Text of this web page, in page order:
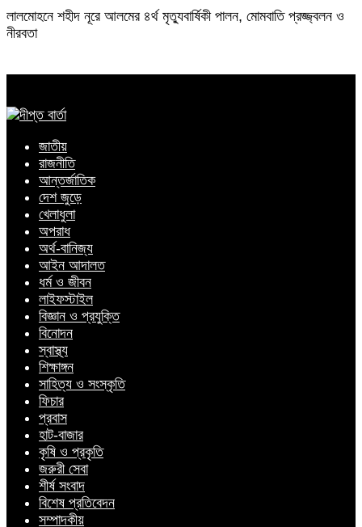
লালমোহনে শহীদ নূরে আলমের ৪র্থ মৃত্যুবার্ষিকী পালন, মোমবাতি প্রজ্জ্বলন ও
নীরবতা
জাতীয়
রাজনীতি
আন্তর্জাতিক
দেশ জুড়ে
খেলাধুলা
অপরাধ
অর্থ-বানিজ্য
আইন আদালত
ধর্ম ও জীবন
লাইফস্টাইল
বিজ্ঞান ও প্রযুক্তি
বিনোদন
স্বাস্থ্য
শিক্ষাঙ্গন
সাহিত্য ও সংস্কৃতি
ফিচার
প্রবাস
হাট-বাজার
কৃষি ও প্রকৃতি
জরুরী সেবা
শীর্ষ সংবাদ
বিশেষ প্রতিবেদন
সম্পাদকীয়